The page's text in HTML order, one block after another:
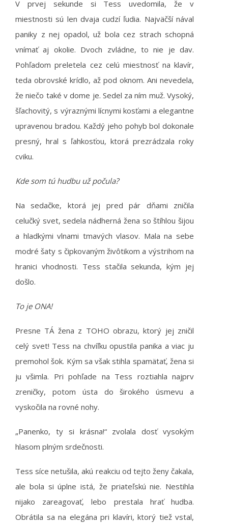
V prvej sekunde si Tess uvedomila, že v
miestnosti sú len dvaja cudzí ľudia. Najväčší nával
paniky z nej opadol, už bola cez strach schopná
vnímať aj okolie. Dvoch zvládne, to nie je dav.
Pohľadom preletela cez celú miestnosť na klavír,
teda obrovské krídlo, až pod oknom. Ani nevedela,
že niečo také v dome je. Sedel za ním muž. Vysoký,
šľachovitý, s výraznými lícnymi kosťami a elegantne
upravenou bradou. Každý jeho pohyb bol dokonale
presný, hral s ľahkosťou, ktorá prezrádzala roky
cviku.
Kde som tú hudbu už počula?
Na sedačke, ktorá jej pred pár dňami zničila
celučký svet, sedela nádherná žena so štíhlou šijou
a hladkými vlnami tmavých vlasov. Mala na sebe
modré šaty s čipkovaným živôtikom a výstrihom na
hranici vhodnosti. Tess stačila sekunda, kým jej
došlo.
To je ONA!
Presne TÁ žena z TOHO obrazu, ktorý jej zničil
celý svet! Tess na chvíľku opustila panika a viac ju
premohol šok. Kým sa však stihla spamätať, žena si
ju všimla. Pri pohľade na Tess roztiahla najprv
zreničky, potom ústa do širokého úsmevu a
vyskočila na rovné nohy.
„Panenko, ty si krásna!“ zvolala dosť vysokým
hlasom plným srdečnosti.
Tess síce netušila, akú reakciu od tejto ženy čakala,
ale bola si úplne istá, že priateľskú nie. Nestihla
nijako zareagovať, lebo prestala hrať hudba.
Obrátila sa na elegána pri klavíri, ktorý tiež vstal,